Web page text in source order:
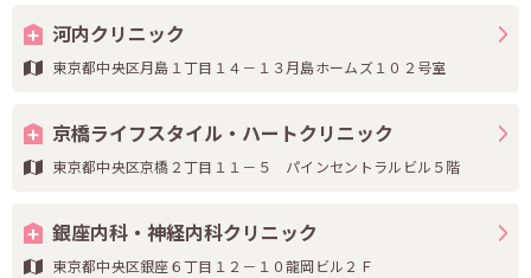
河内クリニック
東京都中央区月島１丁目１４－１３月島ホームズ１０２号室
京橋ライフスタイル・ハートクリニック
東京都中央区京橋２丁目１１－５ パインセントラルビル５階
銀座内科・神経内科クリニック
東京都中央区銀座６丁目１２－１０龍岡ビル２Ｆ